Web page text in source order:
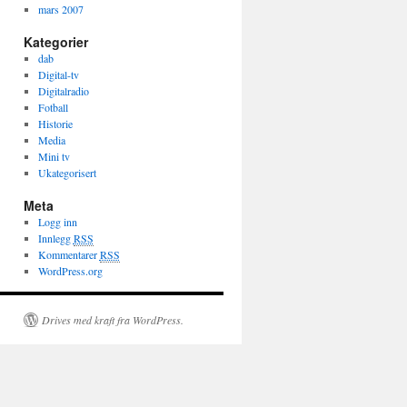
mars 2007
Kategorier
dab
Digital-tv
Digitalradio
Fotball
Historie
Media
Mini tv
Ukategorisert
Meta
Logg inn
InnleggRSS
KommentarerRSS
WordPress.org
Drives med kraft fra WordPress.